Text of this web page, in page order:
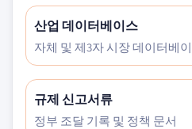
산업 데이터베이스
자체 및 제3자 시장 데이터베
규제 신고서류
정부 조달 기록 및 정책 문서